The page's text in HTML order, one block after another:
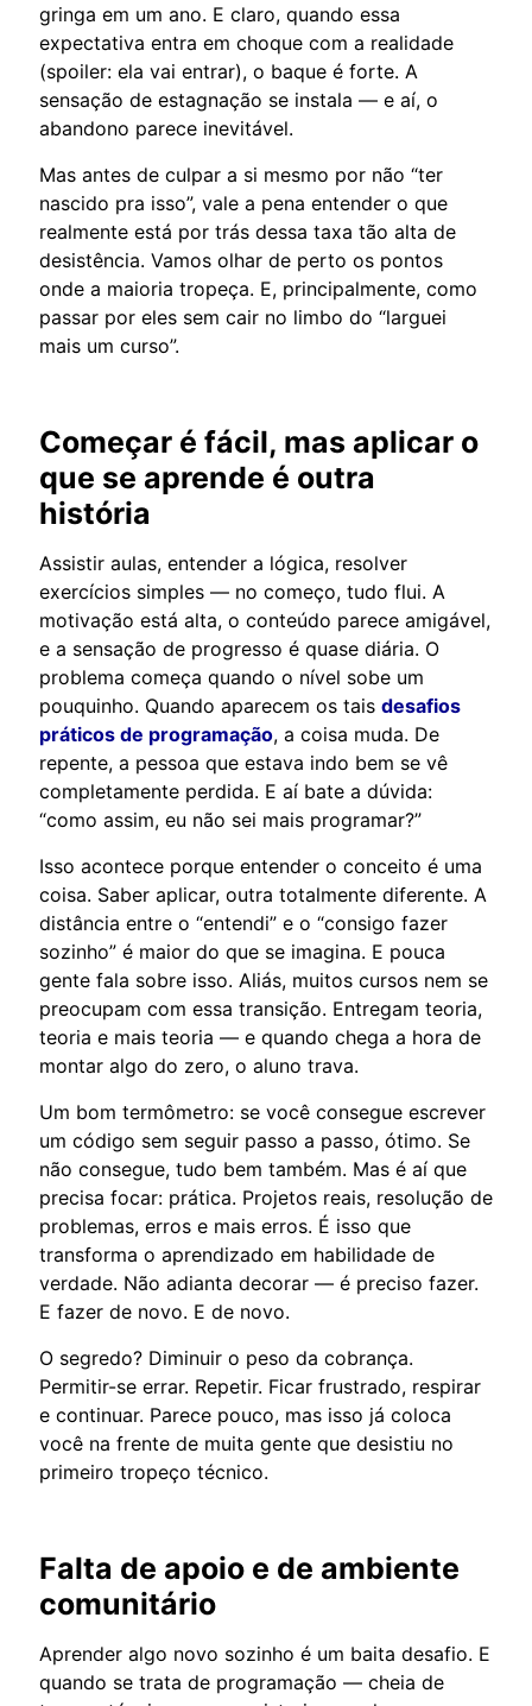
gringa em um ano. E claro, quando essa
expectativa entra em choque com a realidade
(spoiler: ela vai entrar), o baque é forte. A
sensação de estagnação se instala — e aí, o
abandono parece inevitável.
Mas antes de culpar a si mesmo por não “ter
nascido pra isso”, vale a pena entender o que
realmente está por trás dessa taxa tão alta de
desistência. Vamos olhar de perto os pontos
onde a maioria tropeça. E, principalmente, como
passar por eles sem cair no limbo do “larguei
mais um curso”.
Começar é fácil, mas aplicar o
que se aprende é outra
história
Assistir aulas, entender a lógica, resolver
exercícios simples — no começo, tudo flui. A
motivação está alta, o conteúdo parece amigável,
e a sensação de progresso é quase diária. O
problema começa quando o nível sobe um
pouquinho. Quando aparecem os tais desafios
práticos de programação, a coisa muda. De
repente, a pessoa que estava indo bem se vê
completamente perdida. E aí bate a dúvida:
“como assim, eu não sei mais programar?”
Isso acontece porque entender o conceito é uma
coisa. Saber aplicar, outra totalmente diferente. A
distância entre o “entendi” e o “consigo fazer
sozinho” é maior do que se imagina. E pouca
gente fala sobre isso. Aliás, muitos cursos nem se
preocupam com essa transição. Entregam teoria,
teoria e mais teoria — e quando chega a hora de
montar algo do zero, o aluno trava.
Um bom termômetro: se você consegue escrever
um código sem seguir passo a passo, ótimo. Se
não consegue, tudo bem também. Mas é aí que
precisa focar: prática. Projetos reais, resolução de
problemas, erros e mais erros. É isso que
transforma o aprendizado em habilidade de
verdade. Não adianta decorar — é preciso fazer.
E fazer de novo. E de novo.
O segredo? Diminuir o peso da cobrança.
Permitir-se errar. Repetir. Ficar frustrado, respirar
e continuar. Parece pouco, mas isso já coloca
você na frente de muita gente que desistiu no
primeiro tropeço técnico.
Falta de apoio e de ambiente
comunitário
Aprender algo novo sozinho é um baita desafio. E
quando se trata de programação — cheia de